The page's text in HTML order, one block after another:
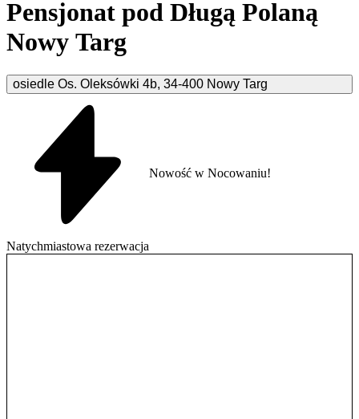
Pensjonat pod Długą Polaną
Nowy Targ
osiedle Os. Oleksówki 4b, 34-400 Nowy Targ
Natychmiastowa rezerwacja
Nowość w Nocowaniu!